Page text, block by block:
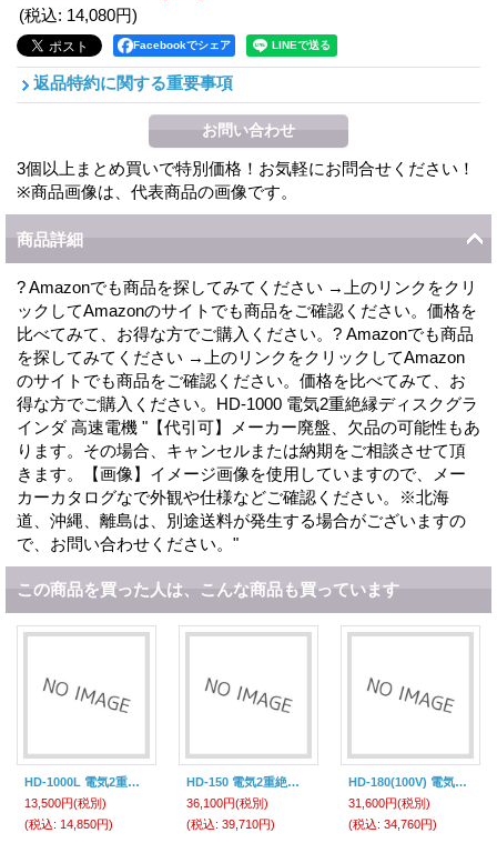
(税込: 14,080円)
Facebookでシェア
返品特約に関する重要事項
3個以上まとめ買いで特別価格！お気軽にお問合せください！
※商品画像は、代表商品の画像です。
商品詳細
? Amazonでも商品を探してみてください →上のリンクをクリ
ックしてAmazonのサイトでも商品をご確認ください。価格を
比べてみて、お得な方でご購入ください。? Amazonでも商品
を探してみてください →上のリンクをクリックしてAmazon
のサイトでも商品をご確認ください。価格を比べてみて、お
得な方でご購入ください。HD-1000 電気2重絶縁ディスクグラ
インダ 高速電機 "【代引可】メーカー廃盤、欠品の可能性もあ
ります。その場合、キャンセルまたは納期をご相談させて頂
きます。【画像】イメージ画像を使用していますので、メー
カーカタログなで外観や仕様などご確認ください。※北海
道、沖縄、離島は、別途送料が発生する場合がございますの
で、お問い合わせください。"
この商品を買った人は、こんな商品も買っています
HD-1000L 電気2重絶縁ディスクグラインダ ＨＤ-１０００L 富士製砥 高速電機
13,500円(税別)
(税込: 14,850円)
HD-150 電気2重絶縁ディスクグラインダ 富士製砥 高速電機
36,100円(税別)
(税込: 39,710円)
HD-180(100V) 電気2重絶縁ディスクグラインダ 富士製砥 高速電機
31,600円(税別)
(税込: 34,760円)